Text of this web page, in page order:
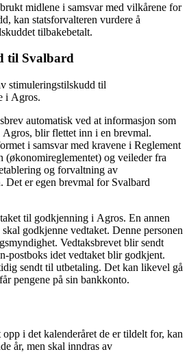
midlene i samsvar med vilkårene for
kan statsforvalteren vurdere å
tilbakebetalt.
til Svalbard
stimuleringstilskudd til
i Agros.
automatisk ved at informasjon som
Agros, blir flettet inn i en brevmal.
i samsvar med kravene i Reglement
(økonomireglementet) og veileder fra
og forvaltning av
Det er egen brevmal for Svalbard
til godkjenning i Agros. En annen
godkjenne vedtaket. Denne personen
Vedtaksbrevet blir sendt
postboks idet vedtaket blir godkjent.
sendt til utbetaling. Det kan likevel gå
pengene på sin bankkonto.
i det kalenderåret de er tildelt for, kan
år, men skal inndras av